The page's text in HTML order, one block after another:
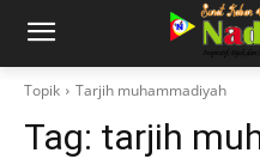
Topik Tarjih muhammadiyah
Tag: tarjih